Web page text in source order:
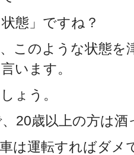
態」ですね？
このような状態を
います。
ょう。
20歳以上の方は
は運転すればダメ